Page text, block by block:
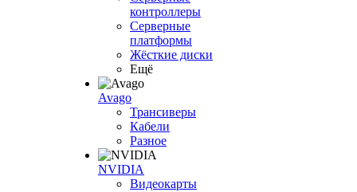
контроллеры
Серверные
платформы
Жёсткие диски
Ещё
Avago
Трансиверы
Кабели
Разное
NVIDIA
Видеокарты